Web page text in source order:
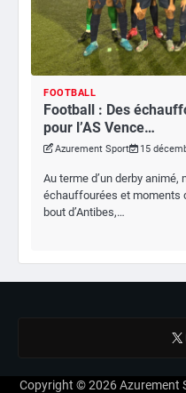
FOOTBALL
Football : Des
pour l’AS Vence…
Azurement Sport 15
Au terme d’un derby animé,
échauffourées et moments
bout d’Antibes,…
X
Copyright © 2026Azurement